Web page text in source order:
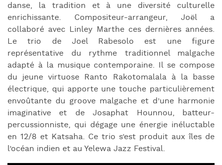
danse, la tradition et à une diversité culturelle
enrichissante. Compositeur-arrangeur, Joël a
collaboré avec Linley Marthe ces dernières années.
Le trio de Joel Rabesolo est une figure
représentative du rythme traditionnel malgache
adapté à la musique contemporaine. Il se compose
du jeune virtuose Ranto Rakotomalala à la basse
électrique, qui apporte une touche particulièrement
envoûtante du groove malgache et d’une harmonie
imaginative et de Josaphat Hounnou, batteur-
percussionniste, qui dégage une énergie inéluctable
en 12/8 et Katsaha. Ce trio s’est produit aux îles de
l’océan indien et au Yelewa Jazz Festival.